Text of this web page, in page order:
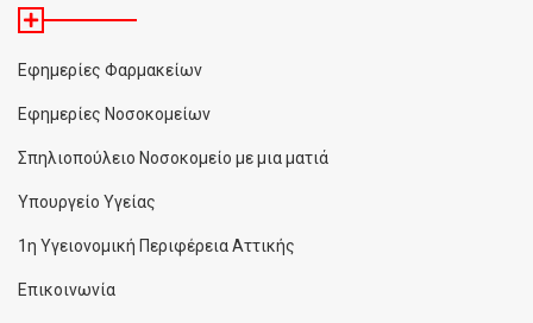
Εφημερίες Φαρμακείων
Εφημερίες Νοσοκομείων
Σπηλιοπούλειο Νοσοκομείο με μια ματιά
Υπουργείο Υγείας
1η Υγειονομική Περιφέρεια Αττικής
Επικοινωνία